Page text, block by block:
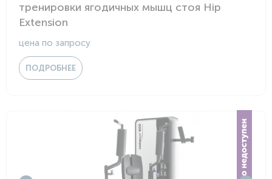
тренировки ягодичных мышц стоя Hip
Extension
цена по запросу
ПОДРОБНЕЕ